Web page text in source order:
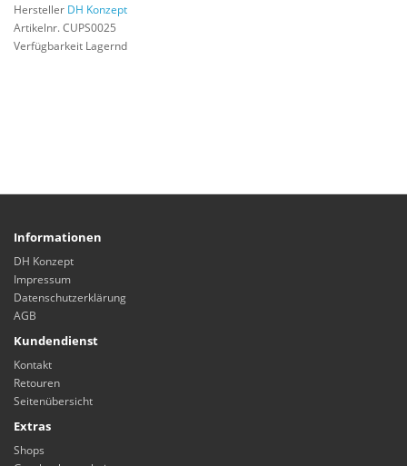
Hersteller DH Konzept
Artikelnr. CUPS0025
Verfügbarkeit Lagernd
Informationen
DH Konzept
Impressum
Datenschutzerklärung
AGB
Kundendienst
Kontakt
Retouren
Seitenübersicht
Extras
Shops